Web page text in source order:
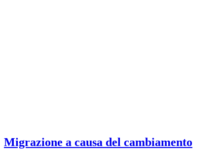
Migrazione a causa del cambiamento